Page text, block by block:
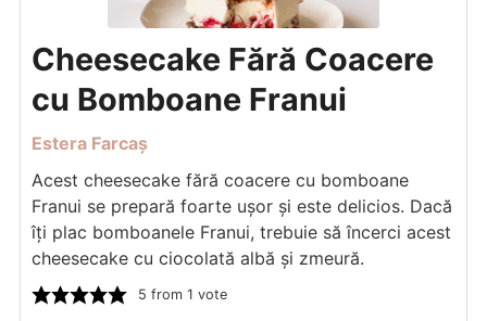
Cheesecake Fără Coacere
cu Bomboane Franui
Estera Farcaș
Acest cheesecake fără coacere cu bomboane
Franui se prepară foarte ușor și este delicios. Dacă
îți plac bomboanele Franui, trebuie să încerci acest
cheesecake cu ciocolată albă și zmeură.
5 from 1 vote